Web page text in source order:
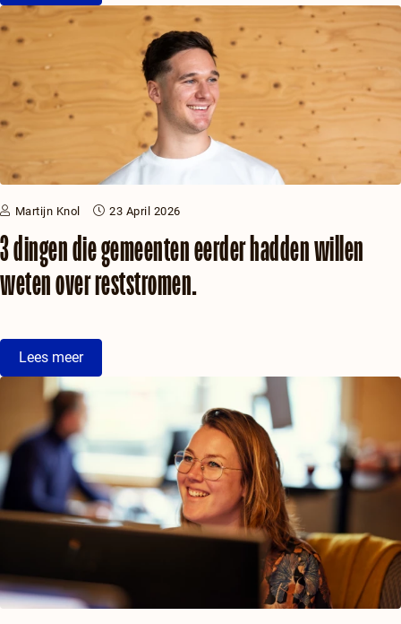
Martijn Knol 23 April 2026
3 dingen die gemeenten eerder hadden willen
weten over reststromen.
Lees meer